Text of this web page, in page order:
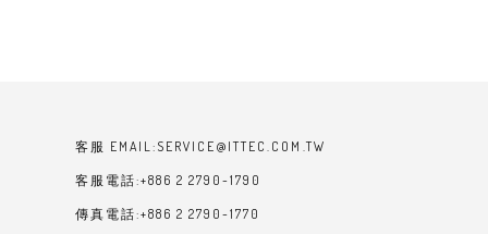
客服 EMAIL:SERVICE@ITTEC.COM.TW
客服電話:+886 2 2790-1790
傳真電話:+886 2 2790-1770